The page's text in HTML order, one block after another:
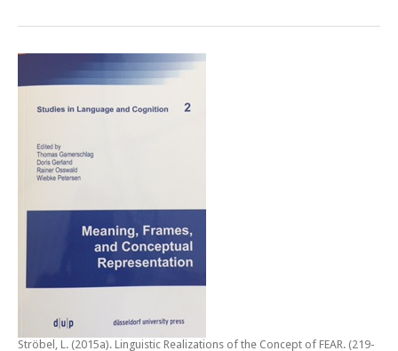
Ströbel, L. (2015a). Linguistic Realizations of the Concept of FEAR. (219-